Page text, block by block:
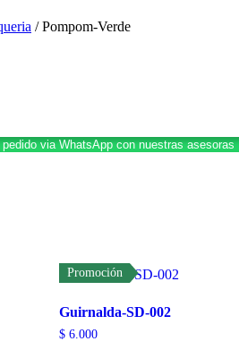
/ Pompom-Verde
pedido via WhatsApp con nuestras asesoras
Promoción
Guirnalda-SD-002
$ 6.000